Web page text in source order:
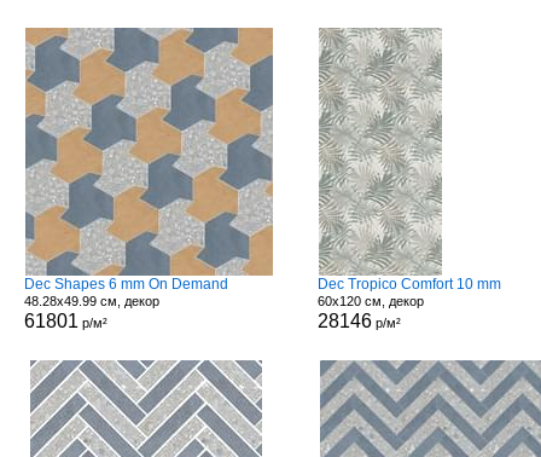
Dec Shapes 6 mm On Demand
48.28x49.99 см, декор
61801 р/м²
Dec Tropico Comfort 10 mm
60x120 см, декор
28146 р/м²